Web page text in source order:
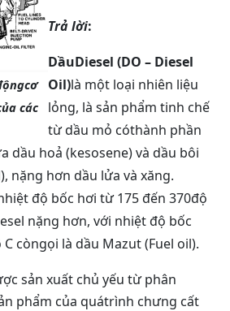
các
Trả lời:
DầuDiesel (DO – Diesel
Oil)là một loại nhiên liệu
lỏng, là sản phẩm tinh chế
từ dầu mỏ cóthành phần
dầu hoả (kesosene) và dầu bôi
nặng hơn dầu lửa và xăng.
độ bốc hơi từ 175 đến 370độ
nặng hơn, với nhiệt độ bốc
còngọi là dầu Mazut (Fuel oil).
sản xuất chủ yếu từ phân
phẩm của quátrình chưng cất